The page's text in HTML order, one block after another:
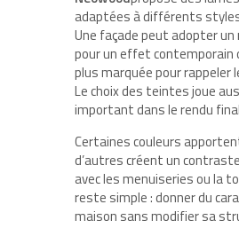
adaptées à différents
Une façade peut adopter un
pour un effet contemporain
plus marquée pour rappeler
Le choix des teintes joue
important dans le rendu
Certaines couleurs
d’autres créent un
avec les menuiseries ou la
reste simple : donner du
maison sans modifier sa